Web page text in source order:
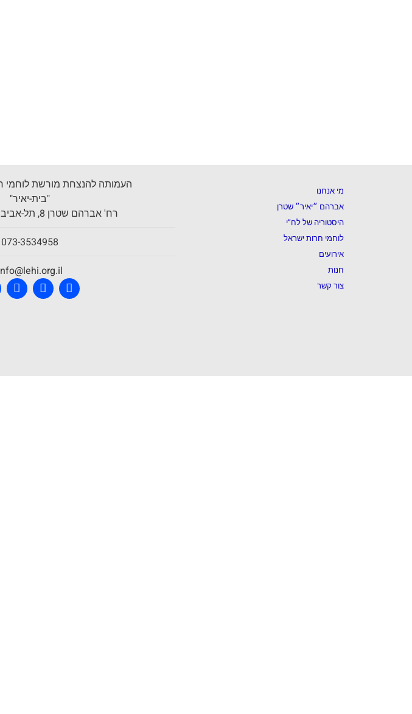
מי אנחנו
אברהם ״יאיר״ שטרן
היסטוריה של לח”י
לוחמי חרות ישראל
אירועים
חנות
צור קשר
העמותה להנצחת מורשת לוחמי
"בית-יאיר"
רח' אברהם שטרן 8, תל-אביב - יפו 6608531
073-3534958